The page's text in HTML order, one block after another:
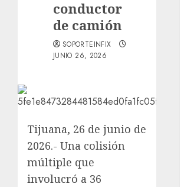
conductor
de camión
SOPORTEINFIX
JUNIO 26, 2026
Tijuana, 26 de junio de
2026.- Una colisión
múltiple que
involucró a 36